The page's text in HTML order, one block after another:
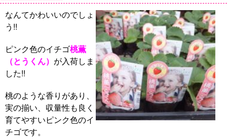
なんてかわいいのでしょ
う!!
ピンク色のイチゴ桃薫
（とうくん） が入荷しま
した!!
桃のような香りがあり、
実の揃い、収量性も良く
育てやすいピンク色のイ
チゴです。